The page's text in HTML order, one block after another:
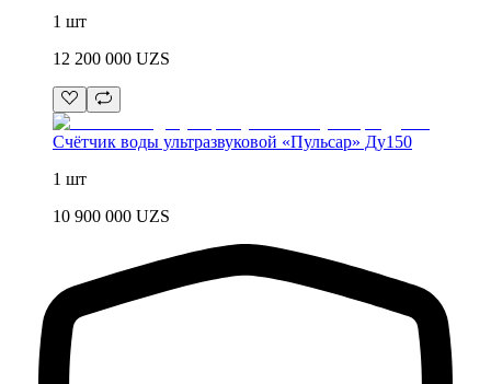
1 шт
12 200 000 UZS
Счётчик воды ультразвуковой «Пульсар» Ду150
1 шт
10 900 000 UZS